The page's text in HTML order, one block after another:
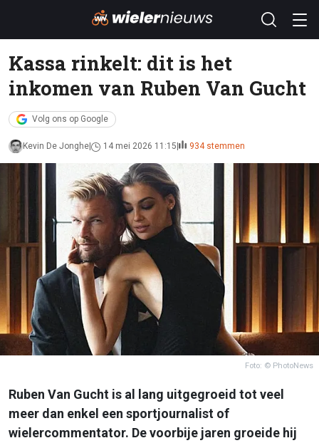
Kassa rinkelt: dit is het
inkomen van Ruben Van Gucht
Volg ons op Google
Kevin De Jonghe 14 mei 2026 11:15 934 stemmen
Foto: © PhotoNews
Ruben Van Gucht is al lang uitgegroeid tot veel
meer dan enkel een sportjournalist of
wielercommentator. De voorbije jaren groeide hij